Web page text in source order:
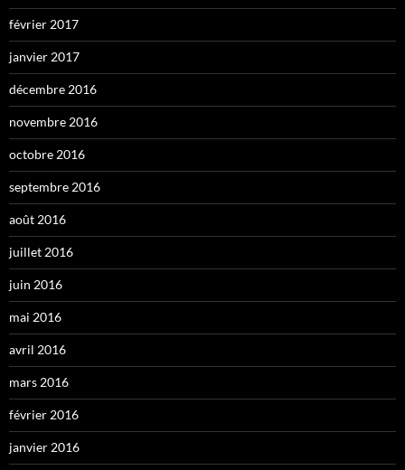
février 2017
janvier 2017
décembre 2016
novembre 2016
octobre 2016
septembre 2016
août 2016
juillet 2016
juin 2016
mai 2016
avril 2016
mars 2016
février 2016
janvier 2016